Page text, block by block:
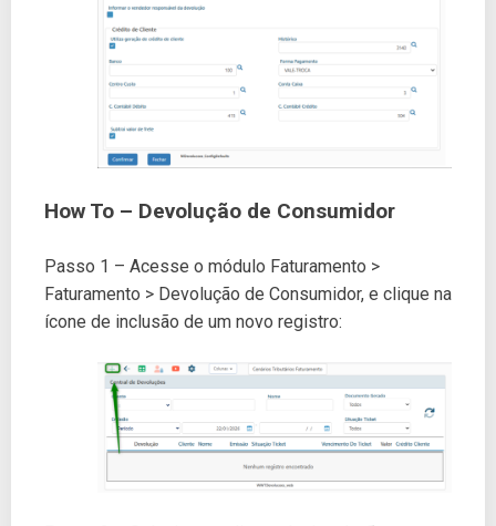
How To – Devolução de Consumidor
Passo 1 – Acesse o módulo Faturamento >
Faturamento > Devolução de Consumidor, e clique na
ícone de inclusão de um novo registro: